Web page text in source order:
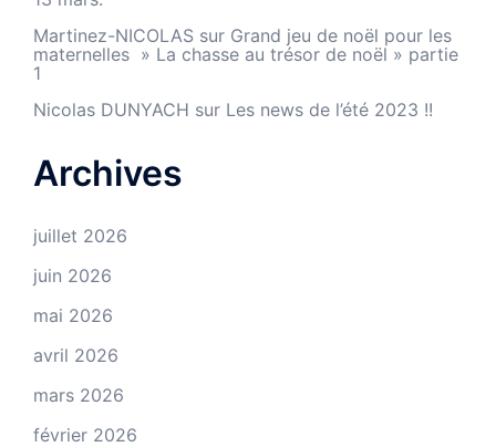
Martinez-NICOLAS sur Grand jeu de noël pour les
maternelles » La chasse au trésor de noël » partie
1
Nicolas DUNYACH sur Les news de l’été 2023 !!
Archives
juillet 2026
juin 2026
mai 2026
avril 2026
mars 2026
février 2026